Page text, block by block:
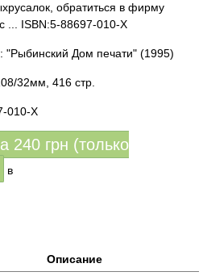
обратиться в фирму
... ISBN:5-88697-010-Х
"Рыбинский Дом печати" (1995)
32мм, 416 стр.
010-X
240 грн (только
в
Описание